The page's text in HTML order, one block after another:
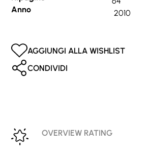
Anno
2010
AGGIUNGI ALLA WISHLIST
CONDIVIDI
OVERVIEW RATING